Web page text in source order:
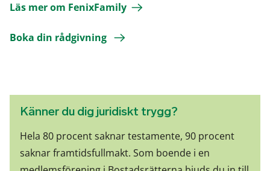
Känner du dig juridiskt trygg?
Hela 80 procent saknar testamente, 90 procent
saknar framtidsfullmakt. Som boende i en
Läs mer om FenixFamily
Boka din rådgivning